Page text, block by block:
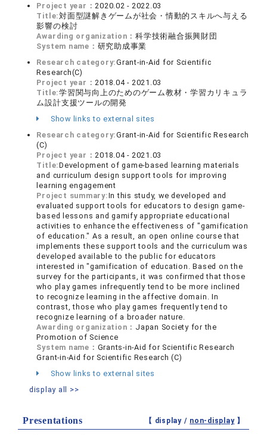
Project year： 2020.02 - 2022.03
Title:対面型謎解きゲームが社会・情動的スキルへ与える
影響の検討
Awarding organization：科学技術融合振興財団
System name： 研究助成事業
Research category:Grant-in-Aid for Scientific
Research(C)
Project year： 2018.04 - 2021.03
Title:学習関与向上のためのゲーム教材・学習カリキュラ
ム設計支援ツールの開発
Show links to external sites
Research category:Grant-in-Aid for Scientific Research
(C)
Project year： 2018.04 - 2021.03
Title:Development of game-based learning materials
and curriculum design support tools for improving
learning engagement
Project summary:In this study, we developed and
evaluated support tools for educators to design game-
based lessons and gamify appropriate educational
activities to enhance the effectiveness of "gamification
of education." As a result, an open online course that
implements these support tools and the curriculum was
developed available to the public for educators
interested in "gamification of education. Based on the
survey for the participants, it was confirmed that those
who play games infrequently tend to be more inclined
to recognize learning in the affective domain. In
contrast, those who play games frequently tend to
recognize learning of a broader nature.
Awarding organization： Japan Society for the
Promotion of Science
System name： Grants-in-Aid for Scientific Research
Grant-in-Aid for Scientific Research (C)
Show links to external sites
display all >>
Presentations 【 display / non-display】